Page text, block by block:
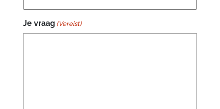
Je vraag (Vereist)